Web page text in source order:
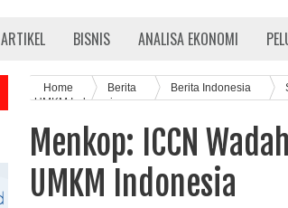
ARTIKEL BISNIS ANALISA EKONOMI
Home Berita Berita Indonesia
UMKM Indonesia
Menkop: ICCN
UMKM Indonesia